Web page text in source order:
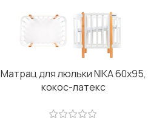
Матрац для люльки NIKA 60x95,
кокос-латекс